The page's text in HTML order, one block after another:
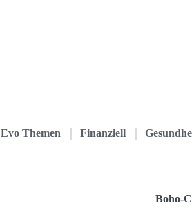
Evo Themen Finanziell
Boho-